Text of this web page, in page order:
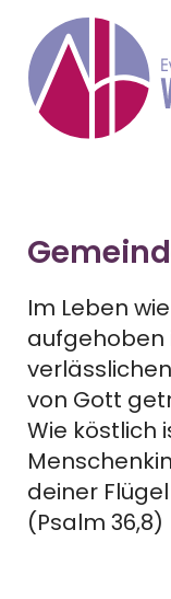
Im Leben
aufgehoben
von Gott
Wie köstlich
deiner
(Psalm 36,8)